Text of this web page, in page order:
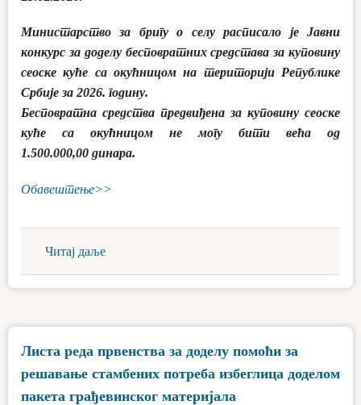
Министарство за бригу о селу расписало је Јавни
конкурс за доделу бесповратних средстава за куповину
сеоске куће са окућницом на територији Републике
Србије за 2026. годину.
Бесповратна средства предвиђена за куповину сеоске
куће са окућницом не могу бити већа од
1.500.000,00 динара.
Обавештење>>
Читај даље
Листа реда првенства за доделу помоћи за
решавање стамбених потреба избеглица доделом
пакета грађевинског материјала